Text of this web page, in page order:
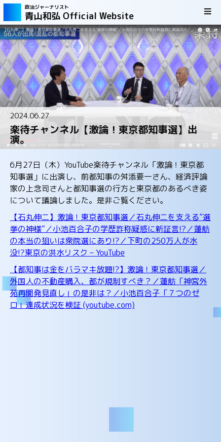
政治ジャーナリスト
青山和弘 Official Website
2024.06.27
楽待チャンネル【激論！東京都知事選】出
演。
6月27日（木）YouTube楽待チャンネル「激論！東京都
知事選」に出演し、前都知事の舛添要一さん、経済評論
家の上念司さんと都知事選の行方と東京都のあるべき姿
について議論しました。是非ご覧ください。
【石丸伸二】激論！東京都知事選／石丸伸二を支える”選
挙の神様”／小池百合子の学歴詐称疑惑に新証言!?／蓮舫
の本当の狙いは衆院選にあり!?／下町の250万人が水
没!?東京の洪水リスク – YouTube
【都知事は金をバラマキ放題!?】激論！東京都知事選／
外国人の不動産購入、都が規制すべき？／蓮舫「神宮外
苑再開発見直し」の是非は？／小池百合子「７つのゼ
ロ」達成状況を検証 (youtube.com)